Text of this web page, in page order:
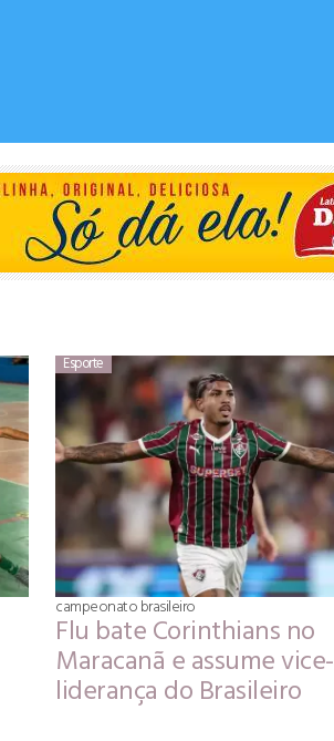
Esporte
campeonato brasileiro
Flu bate Corinthians no
Maracanã e assume vice-
liderança do Brasileiro